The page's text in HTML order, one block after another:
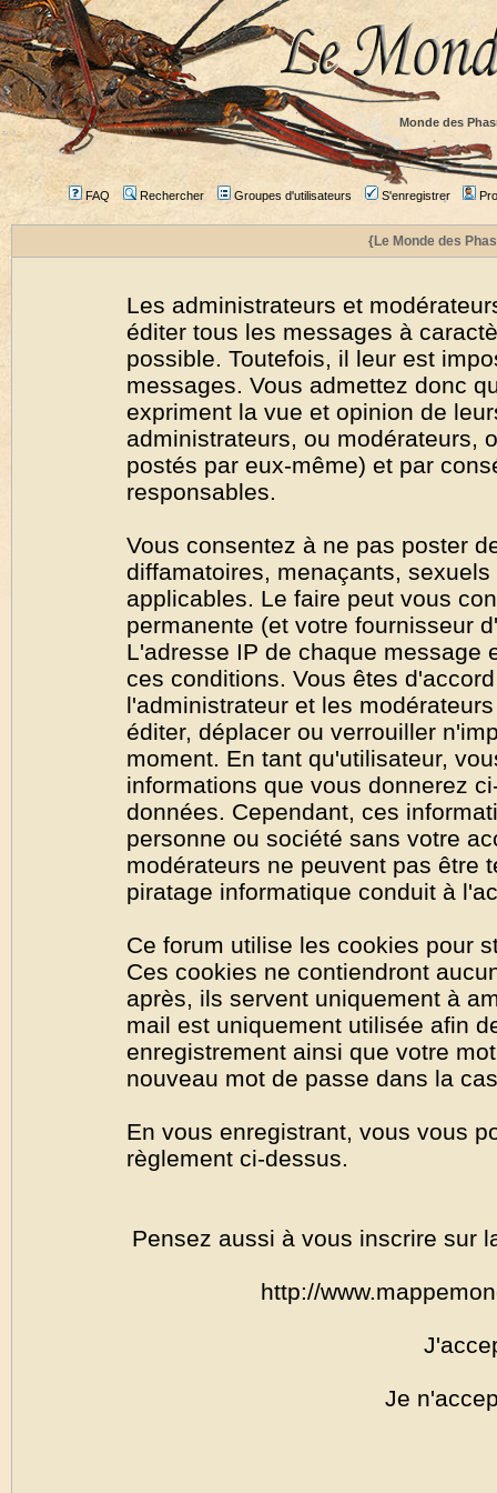
Monde des
FAQ Rechercher Groupes d'utilisateurs S'enregistrer
{Le Monde des
Les administrateurs et
éditer tous les messages à
possible. Toutefois, il leur est
messages. Vous admettez donc
expriment la vue et opinion de
administrateurs, ou modérateurs,
postés par eux-même) et par
responsables.
Vous consentez à ne pas poster
diffamatoires, menaçants,
applicables. Le faire peut vous
permanente (et votre fournisseur
L'adresse IP de chaque message
ces conditions. Vous êtes
l'administrateur et les
éditer, déplacer ou verrouiller
moment. En tant qu'utilisateur,
informations que vous donnerez
données. Cependant, ces
personne ou société sans votre
modérateurs ne peuvent pas être
piratage informatique conduit à
Ce forum utilise les cookies pour
Ces cookies ne contiendront
après, ils servent uniquement à
mail est uniquement utilisée afin
enregistrement ainsi que votre
nouveau mot de passe dans la
En vous enregistrant, vous vous
règlement ci-dessus.
Pensez aussi à vous inscrire sur
http://
Je